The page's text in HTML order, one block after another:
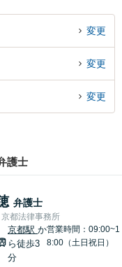
変更
変更
変更
護士
弁護士
都法律事務所
京都駅か
ら徒歩3
分
営業時間：09:00~1
8:00（土日祝日）